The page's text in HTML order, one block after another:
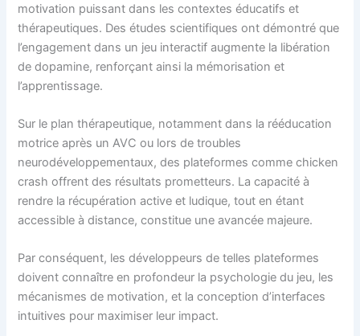
motivation puissant dans les contextes éducatifs et
thérapeutiques. Des études scientifiques ont démontré que
l’engagement dans un jeu interactif augmente la libération
de dopamine, renforçant ainsi la mémorisation et
l’apprentissage.
Sur le plan thérapeutique, notamment dans la rééducation
motrice après un AVC ou lors de troubles
neurodéveloppementaux, des plateformes comme chicken
crash offrent des résultats prometteurs. La capacité à
rendre la récupération active et ludique, tout en étant
accessible à distance, constitue une avancée majeure.
Par conséquent, les développeurs de telles plateformes
doivent connaître en profondeur la psychologie du jeu, les
mécanismes de motivation, et la conception d’interfaces
intuitives pour maximiser leur impact.